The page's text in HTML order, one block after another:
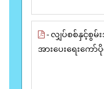
- လျှပ်စစ်နှင့်စွမ်
အားပေးရေးကော်